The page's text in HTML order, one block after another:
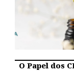
O Papel dos